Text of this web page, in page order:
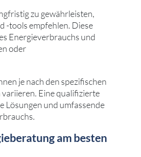
zu gewährleisten,
-tools empfehlen. Diese
Energieverbrauchs und
oder
je nach den spezifischen
Eine qualifizierte
Lösungen und umfassende
am besten